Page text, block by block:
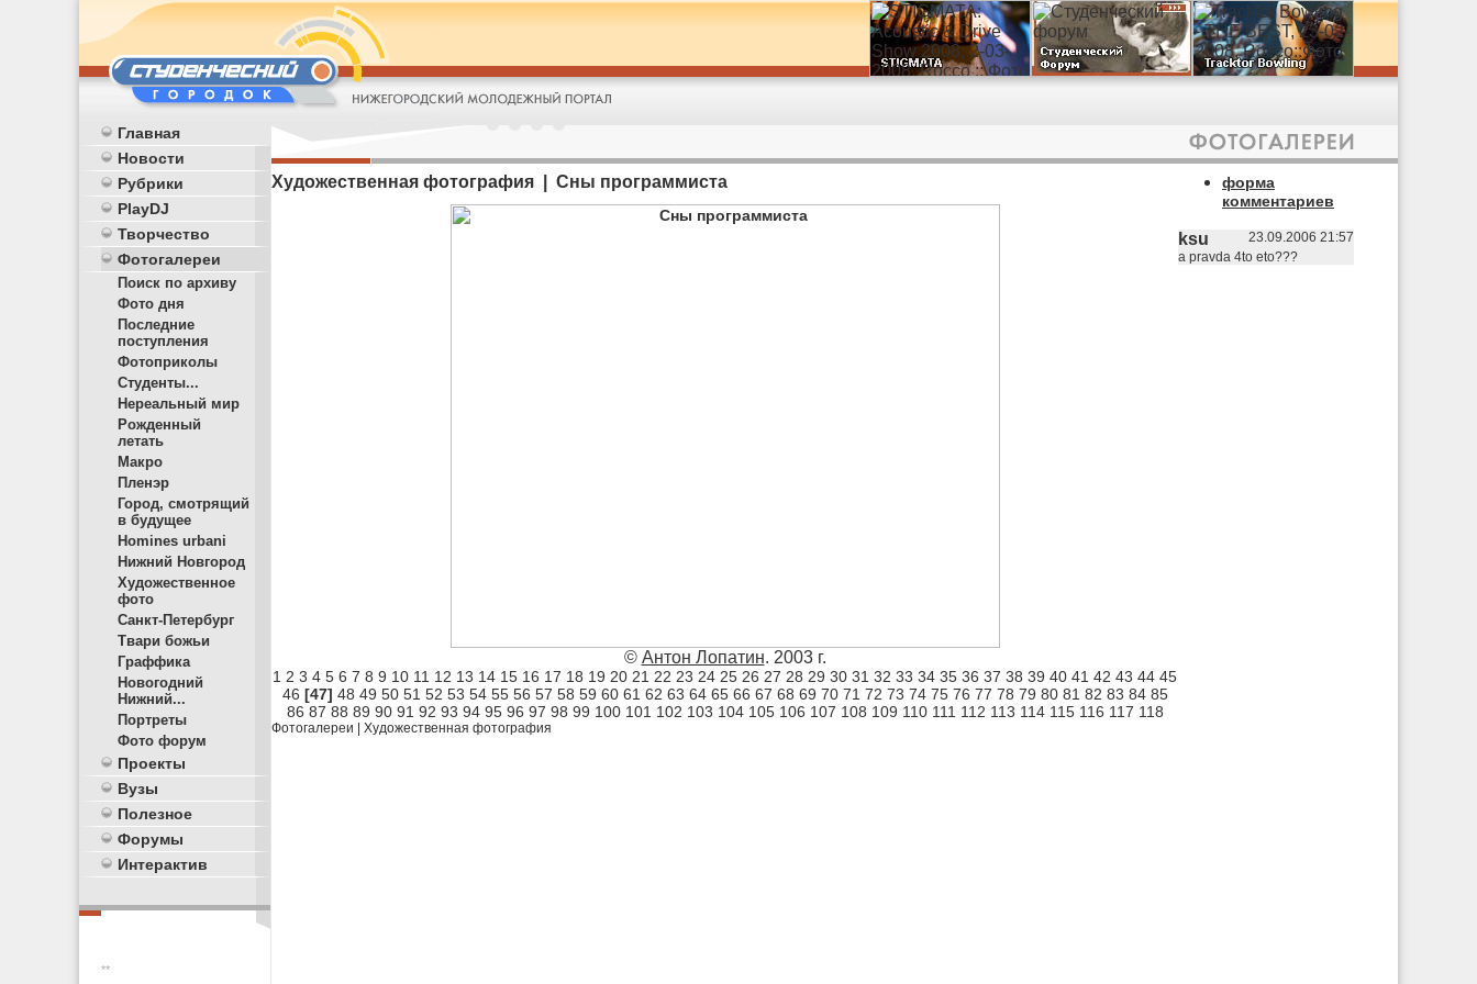
Главная
Новости
Рубрики
PlayDJ
Творчество
Фотогалереи
Поиск по архиву
Фото дня
Последние
поступления
Фотоприколы
Студенты...
Нереальный мир
Рожденный
летать
Макро
Пленэр
Город, смотрящий
в будущее
Homines urbani
Нижний Новгород
Художественное
фото
Санкт-Петербург
Твари божьи
Граффика
Новогодний
Нижний...
Портреты
Фото форум
Проекты
Вузы
Полезное
Форумы
Интерактив
**
Художественная фотография | Сны программиста
© Антон Лопатин. 2003 г.
1 2 3 4 5 6 7 8 9 10 11 12 13 14 15 16 17 18 19 20 21 22 23 24 25 26 27 28 29 30 31 32 33 34 35 36 37 38 39 40 41 42 43 44 45
46 [47] 48 49 50 51 52 53 54 55 56 57 58 59 60 61 62 63 64 65 66 67 68 69 70 71 72 73 74 75 76 77 78 79 80 81 82 83 84 85
86 87 88 89 90 91 92 93 94 95 96 97 98 99 100 101 102 103 104 105 106 107 108 109 110 111 112 113 114 115 116 117 118
Фотогалереи Художественная фотография
форма
комментариев
ksu
23.09.2006 21:57
a pravda 4to eto???